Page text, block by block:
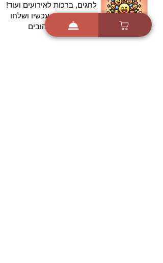
לחגים, ברכות לאירועים ועוד!
הורידו בחינם עכשיו ושלחו
ברכה לאהובים